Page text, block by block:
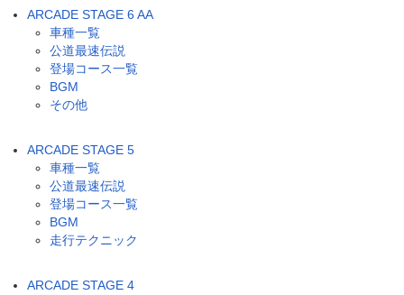
ARCADE STAGE 6 AA
車種一覧
公道最速伝説
登場コース一覧
BGM
その他
ARCADE STAGE 5
車種一覧
公道最速伝説
登場コース一覧
BGM
走行テクニック
ARCADE STAGE 4